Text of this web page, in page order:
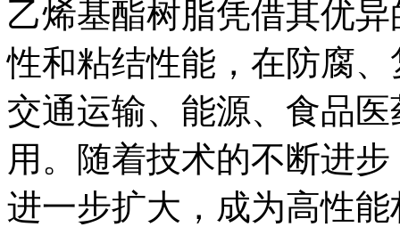
乙烯基酯树脂凭借其优
性和粘结性能，在防腐
交通运输、能源、食品
用。随着技术的不断进
进一步扩大，成为高性